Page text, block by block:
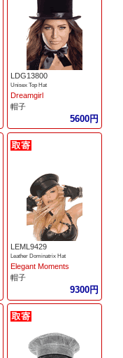
LDG13800
Unisex Top Hat
Dreamgirl
帽子
5600円
LEML9429
Leather Dominatrix Hat
Elegant Moments
帽子
9300円